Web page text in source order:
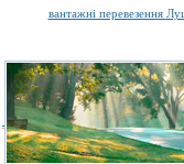
вантажні перевезення